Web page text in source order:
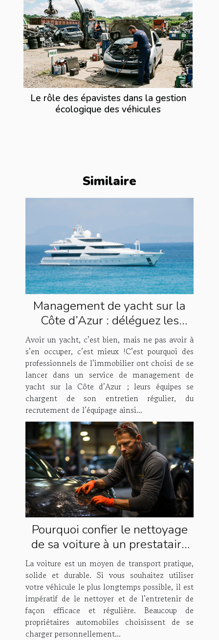
Le rôle des épavistes dans la gestion
écologique des véhicules
Similaire
Management de yacht sur la
Côte d’Azur : déléguez les
tâches à Houses & Fleets !
Avoir un yacht, c’est bien, mais ne pas avoir à
s’en occuper, c’est mieux !C’est pourquoi des
professionnels de l’immobilier ont choisi de se
lancer dans un service de management de
yacht sur la Côte d’Azur ; leurs équipes se
chargent de son entretien régulier, du
recrutement de l’équipage ainsi...
Pourquoi confier le nettoyage
de sa voiture à un prestataire
spécialisé ?
La voiture est un moyen de transport pratique,
solide et durable. Si vous souhaitez utiliser
votre véhicule le plus longtemps possible, il est
impératif de le nettoyer et de l’entretenir de
façon efficace et régulière. Beaucoup de
propriétaires automobiles choisissent de se
charger personnellement...